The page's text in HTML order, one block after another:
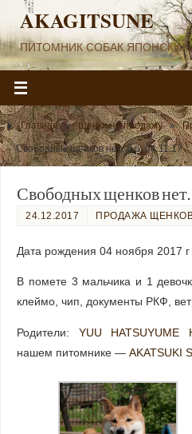
AKAGITSUNE
ПИТОМНИК СОБАК
Главная » Щенки на продажу »
Свободных щенков нет. Д.р. 04.11.17
Свободных щенков нет.
24.12.2017 ПРОДАЖА
Дата рождения 04 ноября 2017 г
В помете 3 мальчика и 1
клеймо, чип, документы РКФ,
Родители: YUU
нашем питомнике —AKATSUKI